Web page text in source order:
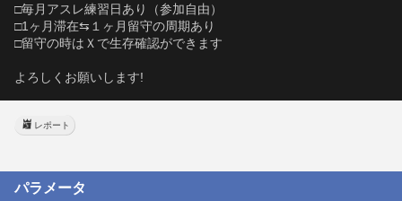
□毎月アスレ練習日あり（参加自由）
□1ヶ月滞在⇆１ヶ月留守の周期あり
□留守の時はＸで生存確認ができます
よろしくお願いします!
レポート
パラメータ